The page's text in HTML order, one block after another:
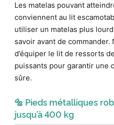
Les matelas pouvant
conviennent au lit
utiliser un matelas plus
savoir avant de
d’équiper le lit de ressorts
puissants pour garantir une
sûre.
🔩 Pieds métalliques
jusqu’à 400 kg